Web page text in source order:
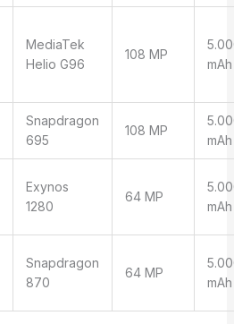
MediaTek
Helio G96
108 MP
mAh
Snapdragon
695
108 MP
mAh
Exynos
1280
64 MP
mAh
Snapdragon
870
64 MP
mAh